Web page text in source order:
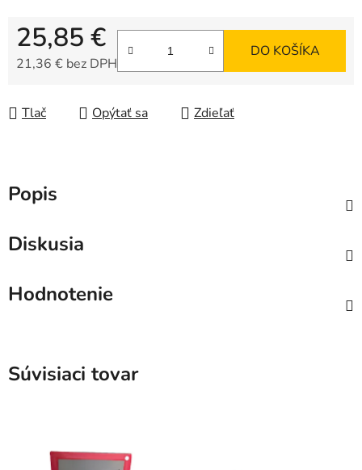
25,85 €
21,36 € bez DPH
DO KOŠÍKA
Tlač Opýtať sa Zdieľať
Popis
Diskusia
Hodnotenie
Súvisiaci tovar